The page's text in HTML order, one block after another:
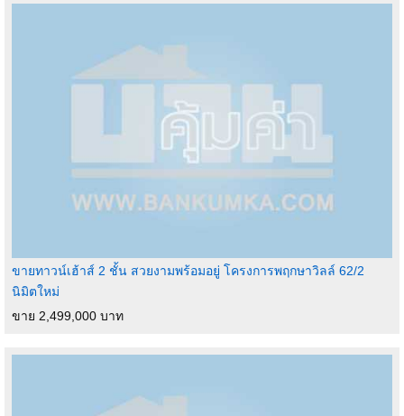
ขายทาวน์เฮ้าส์ 2 ชั้น สวยงามพร้อมอยู่ โครงการพฤกษาวิลล์ 62/2
นิมิตใหม่
ขาย 2,499,000 บาท